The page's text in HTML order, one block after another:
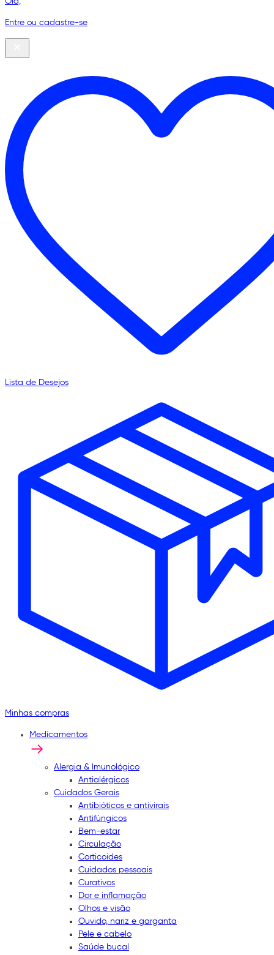
Entre ou cadastre-se
Lista de Desejos
Minhas compras
Medicamentos
Alergia & Imunológico
Antialérgicos
Cuidados Gerais
Antibióticos e antivirais
Antifúngicos
Bem-estar
Circulação
Corticoides
Cuidados pessoais
Curativos
Dor e inflamação
Olhos e visão
Ouvido, nariz e garganta
Pele e cabelo
Saúde bucal